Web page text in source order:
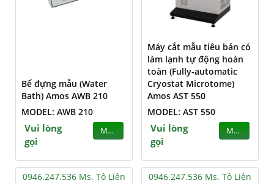
Bể đựng mẫu (Water
Bath) Amos AWB 210
MODEL: AWB 210
Vui lòng
gọi
MUA
Máy cắt mẫu tiêu bản có
làm lạnh tự động hoàn
toàn (Fully-automatic
Cryostat Microtome)
Amos AST 550
MODEL: AST 550
Vui lòng
gọi
MUA
0946.247.536 Ms. Tô Liên 0946.247.536 Ms. Tô Liên